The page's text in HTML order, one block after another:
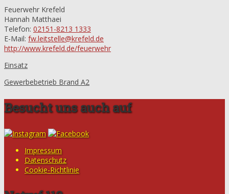
Feuerwehr Krefeld
Hannah Matthaei
Telefon: 02151-8213 1333
E-Mail: fw.leitstelle@krefeld.de
http://www.krefeld.de/feuerwehr
Einsatz
Gewerbebetrieb Brand A2
Besucht uns auch auf
Impressum
Datenschutz
Cookie-Richtlinie